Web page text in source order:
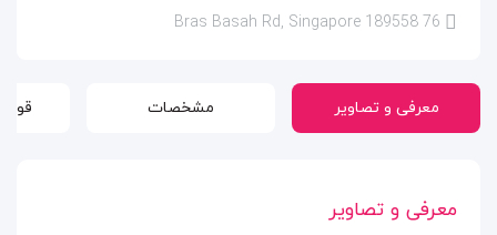
معرفی و تصاویر مشخصات
معرفی و تصاویر